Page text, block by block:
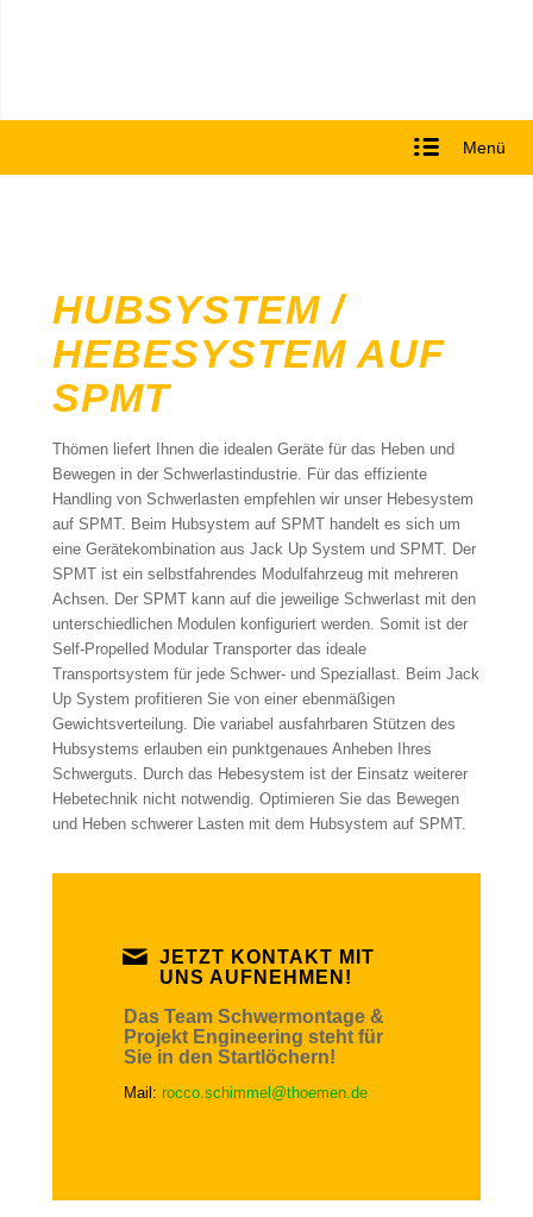
Menü
HUBSYSTEM /
HEBESYSTEM AUF
SPMT
Thömen liefert Ihnen die idealen Geräte für das Heben und
Bewegen in der Schwerlastindustrie. Für das effiziente
Handling von Schwerlasten empfehlen wir unser Hebesystem
auf SPMT. Beim Hubsystem auf SPMT handelt es sich um
eine Gerätekombination aus Jack Up System und SPMT. Der
SPMT ist ein selbstfahrendes Modulfahrzeug mit mehreren
Achsen. Der SPMT kann auf die jeweilige Schwerlast mit den
unterschiedlichen Modulen konfiguriert werden. Somit ist der
Self-Propelled Modular Transporter das ideale
Transportsystem für jede Schwer- und Speziallast. Beim Jack
Up System profitieren Sie von einer ebenmäßigen
Gewichtsverteilung. Die variabel ausfahrbaren Stützen des
Hubsystems erlauben ein punktgenaues Anheben Ihres
Schwerguts. Durch das Hebesystem ist der Einsatz weiterer
Hebetechnik nicht notwendig. Optimieren Sie das Bewegen
und Heben schwerer Lasten mit dem Hubsystem auf SPMT.
JETZT KONTAKT MIT
UNS AUFNEHMEN!
Das Team Schwermontage &
Projekt Engineering steht für
Sie in den Startlöchern!
Mail: rocco.schimmel@thoemen.de